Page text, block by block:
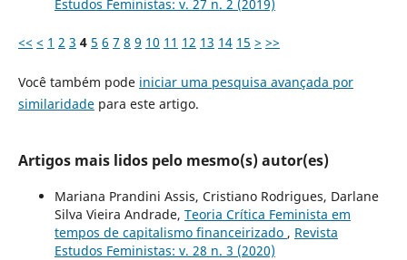
Estudos Feministas: v. 27 n. 2 (2019)
<< < 1 2 3 4 5 6 7 8 9 10 11 12 13 14 15 > >>
Você também pode iniciar uma pesquisa avançada por
similaridadepara este artigo.
Artigos mais lidos pelo mesmo(s) autor(es)
Mariana Prandini Assis, Cristiano Rodrigues, Darlane
Silva Vieira Andrade, Teoria Crítica Feminista em
tempos de capitalismo financeirizado , Revista
Estudos Feministas: v. 28 n. 3 (2020)